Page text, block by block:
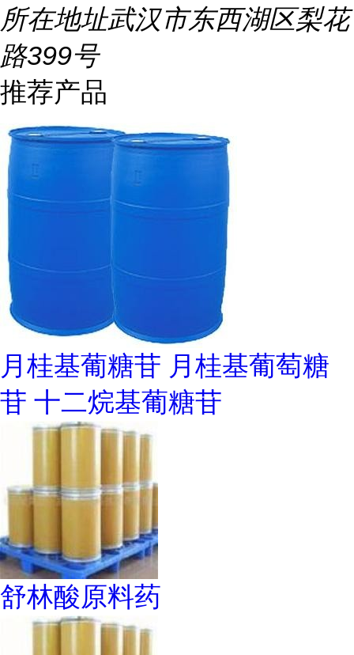
所在地址武汉市东西湖区梨花
路399号
推荐产品
月桂基葡糖苷 月桂基葡萄糖
苷 十二烷基葡糖苷
舒林酸原料药